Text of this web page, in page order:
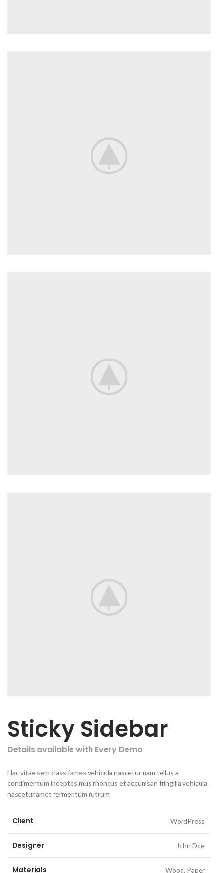
Sticky Sidebar
Details available with Every Demo
Hac vitae sem class fames vehicula nascetur nam tellus a
condimentum inceptos mus rhoncus et accumsan fringilla vehicula
nascetur amet fermentum rutrum.
Client WordPress
Designer John Doe
Materials Wood, Paper